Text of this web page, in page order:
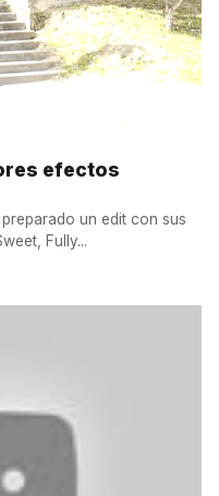
efectos
un edit con sus
Fully...